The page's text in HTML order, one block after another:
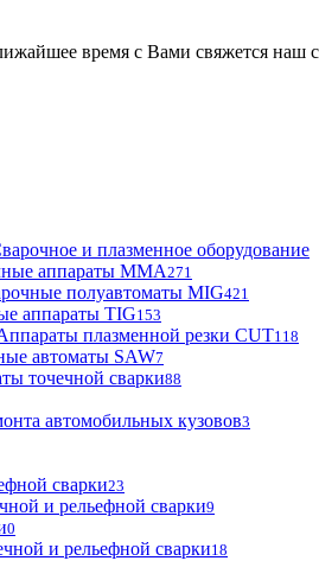
время с Вами свяжется наш
и плазменное оборудование
аппараты MMA271
полуавтоматы MIG421
аппараты TIG153
плазменной резки CUT118
автоматы SAW7
точечной сварки88
автомобильных кузовов3
сварки23
и рельефной сварки9
0
и рельефной сварки18